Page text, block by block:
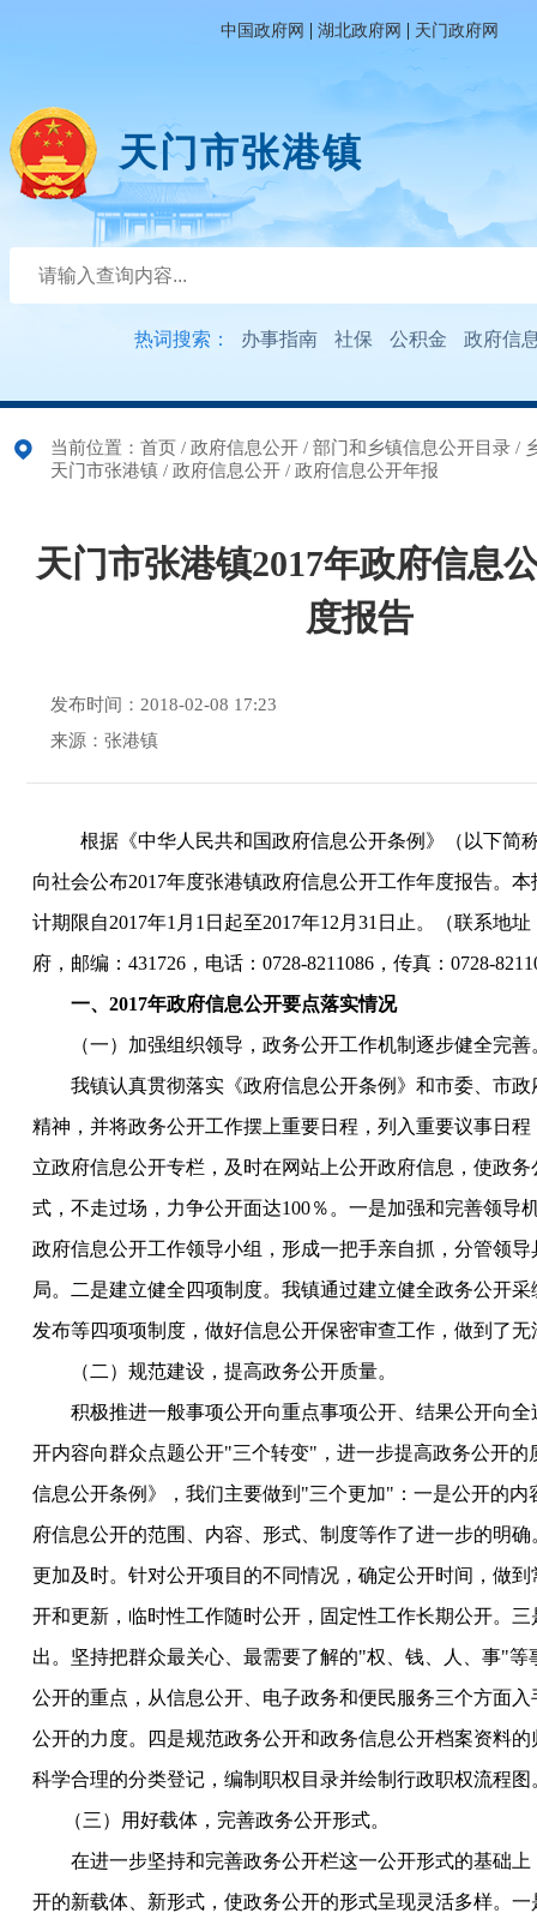
中国政府网 | 湖北政府网 | 天门政府网
天门市张港镇
热词搜索： 办事指南 社保 公积金 政府信
当前位置： 首页 / 政府信息公开 / 部门和乡镇信息公开目录 /
天门市张港镇 / 政府信息公开 / 政府信息公开年报
天门市张港镇2017年政府信息
度报告
发布时间：2018-02-08 17:23
来源：张港镇
根据《中华人民共和国政府信息公开条例》（以下简
向社会公布201 7年度张港镇政府信息公开工作年度报告。
计期限自201 7年1月1日起至201 7年12月31日止。（联系地
府，邮编：431726，电话：0728-8211086 ，传真：0728-
一、2017年政府信息公开要点落实情况
（一）加强组织领导，政务公开工作机制逐步健全完善
我镇认真贯彻落实《政府信息公开条例》和市委、市政
精神，并将政务公开工作摆上重要日程，列入重要议事日
立政府信息公开专栏，及时在网站上公开政府信息，使政
式，不走过场，力争公开面达100％。一是加强和完善领导
政府信息公开工作领导小组，形成一把手亲自抓，分管领
局。二是建立健全四项制度。我镇通过建立健全政务公开
发布等四项项制度，做好信息公开保密审查工作，做到了
（二）规范建设，提高政务公开质量。
积极推进一般事项公开向重点事项公开、结果公开向全
开内容向群众点题公开"三个转变"，进一步提高政务公开的
信息公开条例》，我们主要做到"三个更加"：一是公开的内
府信息公开的范围、内容、形式、制度等作了进一步的明
更加及时。针对公开项目的不同情况，确定公开时间，做
开和更新，临时性工作随时公开，固定性工作长期公开。
出。坚持把群众最关心、最需要了解的"权、钱、人、事"等
公开的重点，从信息公开、电子政务和便民服务三个方面
公开的力度。四是规范政务公开和政务信息公开档案资料
科学合理的分类登记，编制职权目录并绘制行政职权流程图
（三）用好载体，完善政务公开形式。
在进一步坚持和完善政务公开栏这一公开形式的基础上
开的新载体、新形式，使政务公开的形式呈现灵活多样。